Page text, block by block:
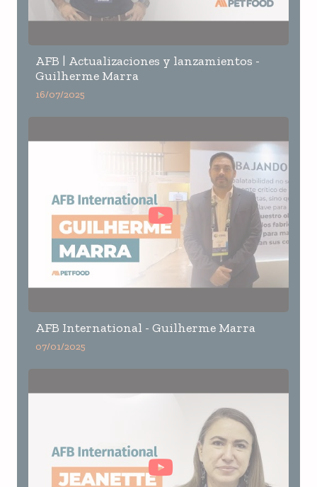
AFB | Actualizaciones y lanzamientos -
Guilherme Marra
16/07/2025
AFB International - Guilherme Marra
07/01/2025